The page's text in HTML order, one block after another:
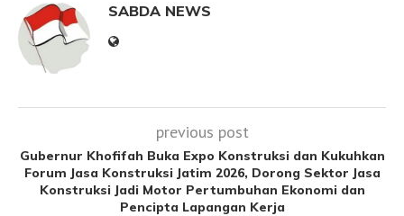
SABDA NEWS
previous post
Gubernur Khofifah Buka Expo Konstruksi dan Kukuhkan
Forum Jasa Konstruksi Jatim 2026, Dorong Sektor Jasa
Konstruksi Jadi Motor Pertumbuhan Ekonomi dan
Pencipta Lapangan Kerja